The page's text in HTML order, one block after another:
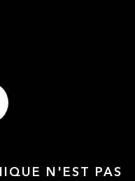
N'EST PAS